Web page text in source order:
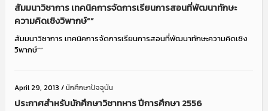
สัมมนาวิชาการ เทคนิคการจัดการเรียนการสอนที่พัฒนาทักษะ
ความคิดเชิงวิพากษ์””
สัมมนาวิชาการ เทคนิคการจัดการเรียนการสอนที่พัฒนาทักษะความคิดเชิง
วิพากษ์””
April 29, 2013 /นักศึกษาปัจจุบัน
ประกาศสำหรับนักศึกษาวิชาทหาร ปีการศึกษา 2556